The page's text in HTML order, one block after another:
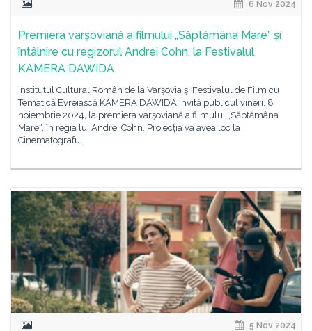
6 Nov 2024
Premiera varșoviană a filmului „Săptămâna Mare” și
întâlnire cu regizorul Andrei Cohn, la Festivalul
KAMERA DAWIDA
Institutul Cultural Român de la Varșovia și Festivalul de Film cu
Tematică Evreiască KAMERA DAWIDA invită publicul vineri, 8
noiembrie 2024, la premiera varșoviană a filmului „Săptămâna
Mareˮ, în regia lui Andrei Cohn. Proiecția va avea loc la
Cinematograful
5 Nov 2024